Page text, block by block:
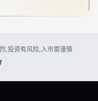
,投资有风险,入市需谨慎